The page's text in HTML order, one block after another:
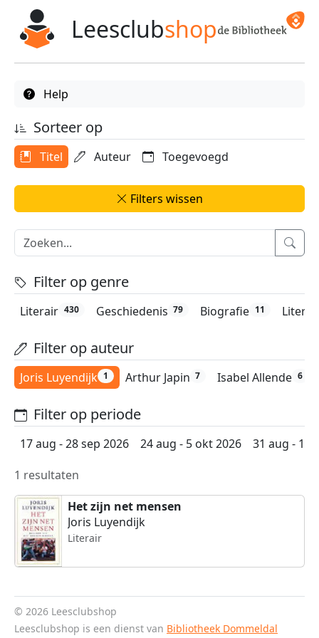
Leesclubshop
Help
Sorteer op
Titel Auteur Toegevoegd
Filters wissen
Filter op genre
Literair 430 Geschiedenis 79 Biografie 11
Filter op auteur
Arthur Japin 7 Isabel Allende 6
Joris Luyendijk 1
Filter op periode
17 aug - 28 sep 2026 24 aug - 5 okt 2026
31 aug - 12
1 resultaten
Het zijn net mensen
Joris Luyendijk
Literair
© 2026 Leesclubshop
Leesclubshop is een dienst van Bibliotheek Dommeldal